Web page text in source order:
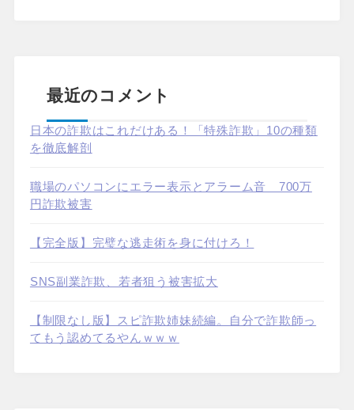
最近のコメント
日本の詐欺はこれだけある！「特殊詐欺」10の種類
を徹底解剖
職場のパソコンにエラー表示とアラーム音 700万
円詐欺被害
【完全版】完璧な逃走術を身に付けろ！
SNS副業詐欺、若者狙う被害拡大
【制限なし版】スピ詐欺姉妹続編。自分で詐欺師っ
てもう認めてるやんｗｗｗ